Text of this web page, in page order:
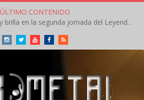
ÚLTIMO CONTENIDO
Crónica: Arch Enemy brilla en la segunda jornada del Leyendas del Rock – Jueves – Agosto 2026
InstagramTwitterYoutubeFacebookRSS